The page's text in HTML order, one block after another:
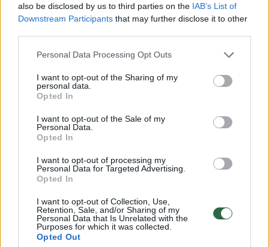
also be disclosed by us to third parties on the IAB’s List of
Downstream Participants that may further disclose it to other
Personal Data Processing Opt Outs
I want to opt-out of the Sharing of my
personal data.
Opted In
I want to opt-out of the Sale of my
Personal Data.
Opted In
I want to opt-out of processing my
Personal Data for Targeted Advertising.
Opted In
I want to opt-out of Collection, Use,
Retention, Sale, and/or Sharing of my
Personal Data that Is Unrelated with the
Purposes for which it was collected.
Opted Out
fiksuoti bent 5 metams.
Pasak finansų ministrės Gintarės Skaistės,
pasiūlymas teikiamas Lietuvoje fiksuojant itin
žemą būsto paskolų su fiksuotomis
palūkanomis pasiūlą, o euro zonoje laikantis
itin aukštoms bazinėms palūkanų normoms.
Ministrės teigimu, pernai Lietuvoje tokių